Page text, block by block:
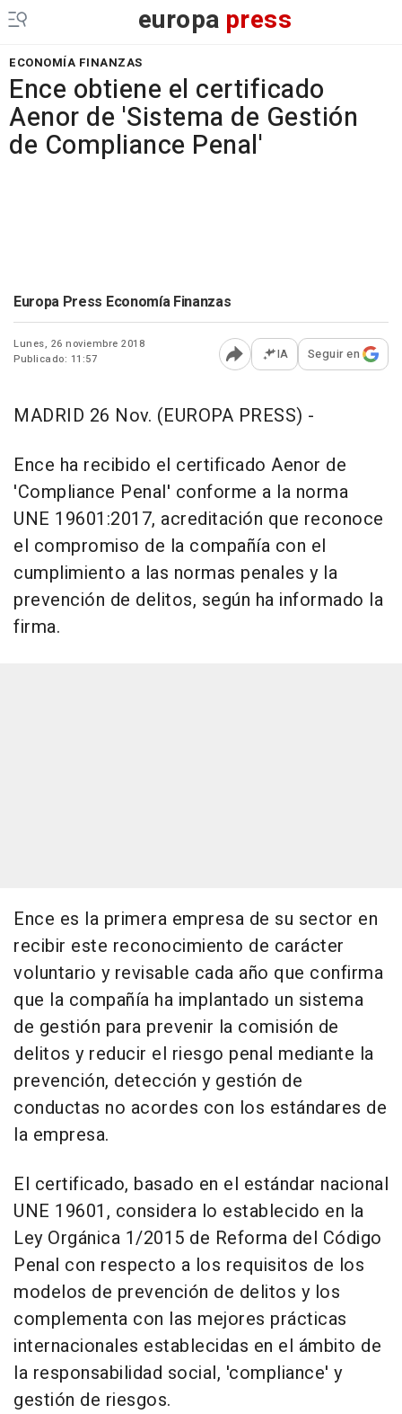
europa press
ECONOMÍA FINANZAS
Ence obtiene el certificado
Aenor de 'Sistema de Gestión
de Compliance Penal'
Europa Press Economía Finanzas
Lunes, 26 noviembre 2018
Publicado: 11:57
Abrir opciones para
IA Seguir en
MADRID 26 Nov. (EUROPA PRESS) -
Ence ha recibido el certificado Aenor de
'Compliance Penal' conforme a la norma
UNE 19601:2017, acreditación que reconoce
el compromiso de la compañía con el
cumplimiento a las normas penales y la
prevención de delitos, según ha informado la
firma.
Ence es la primera empresa de su sector en
recibir este reconocimiento de carácter
voluntario y revisable cada año que confirma
que la compañía ha implantado un sistema
de gestión para prevenir la comisión de
delitos y reducir el riesgo penal mediante la
prevención, detección y gestión de
conductas no acordes con los estándares de
la empresa.
El certificado, basado en el estándar nacional
UNE 19601, considera lo establecido en la
Ley Orgánica 1/2015 de Reforma del Código
Penal con respecto a los requisitos de los
modelos de prevención de delitos y los
complementa con las mejores prácticas
internacionales establecidas en el ámbito de
la responsabilidad social, 'compliance' y
gestión de riesgos.